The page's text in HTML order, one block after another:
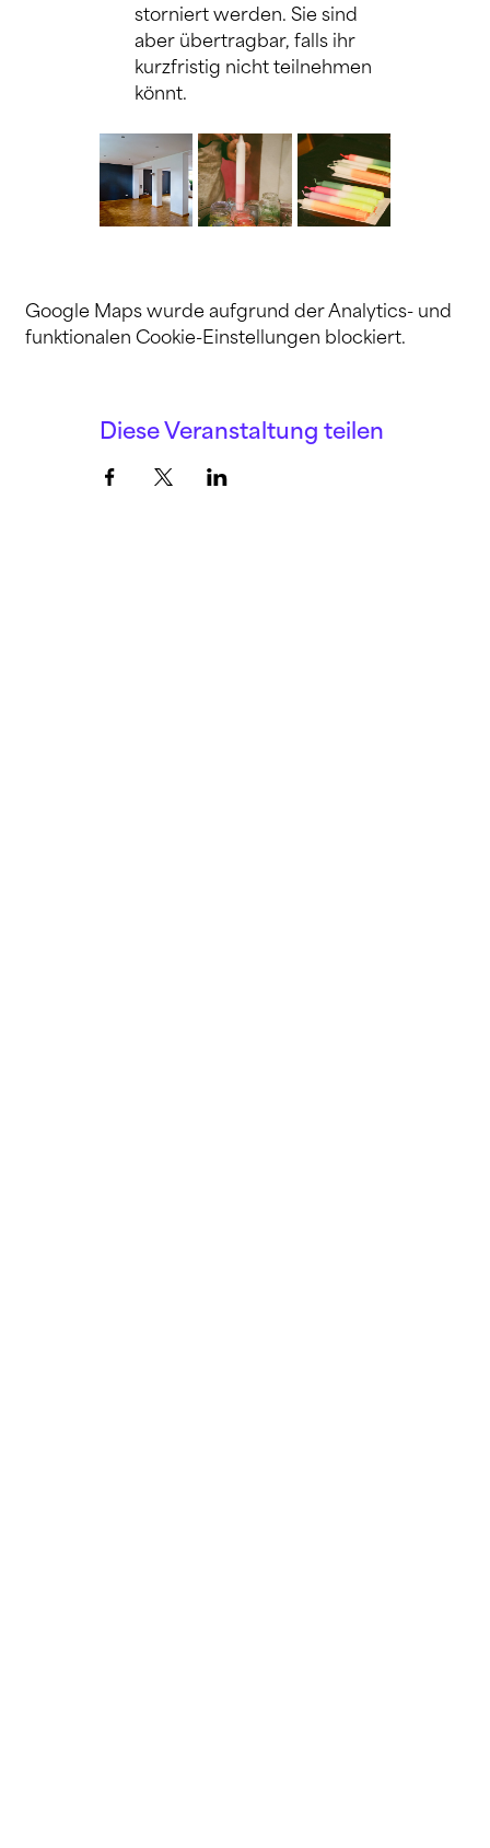
storniert werden. Sie sind
aber übertragbar, falls ihr
kurzfristig nicht teilnehmen
könnt.
Google Maps wurde aufgrund der Analytics- und
funktionalen Cookie-Einstellungen blockiert.
Diese Veranstaltung teilen